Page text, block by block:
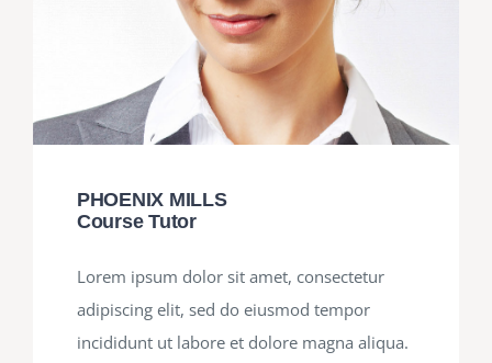
PHOENIX MILLS
Course Tutor
Lorem ipsum dolor sit amet, consectetur
adipiscing elit, sed do eiusmod tempor
incididunt ut labore et dolore magna aliqua.